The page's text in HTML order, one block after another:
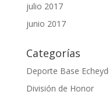
julio 2017
junio 2017
Categorías
Deporte Base
División de Honor